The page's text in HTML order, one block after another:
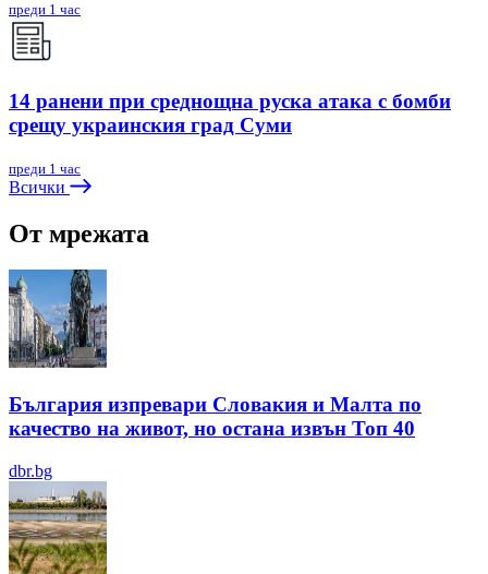
преди 1 час
14 ранени при среднощна руска атака с бомби
срещу украинския град Суми
преди 1 час
Всички
От мрежата
България изпревари Словакия и Малта по
качество на живот, но остана извън Топ 40
dbr.bg